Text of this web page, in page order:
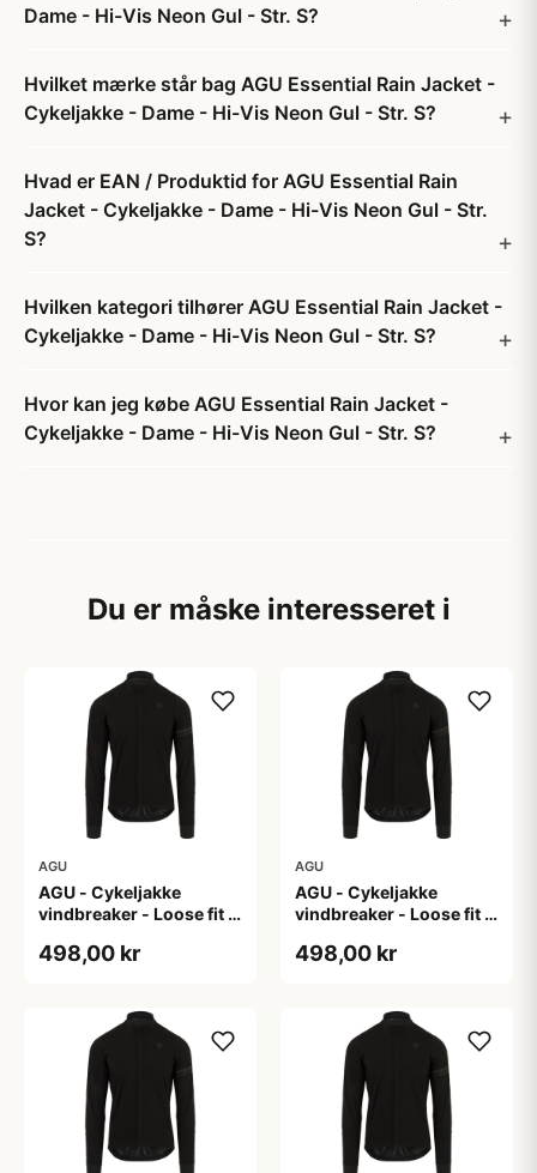
Dame - Hi-Vis Neon Gul - Str. S?
Hvilket mærke står bag AGU Essential Rain Jacket -
Cykeljakke - Dame - Hi-Vis Neon Gul - Str. S?
Hvad er EAN / Produktid for AGU Essential Rain
Jacket - Cykeljakke - Dame - Hi-Vis Neon Gul - Str.
S?
Hvilken kategori tilhører AGU Essential Rain Jacket -
Cykeljakke - Dame - Hi-Vis Neon Gul - Str. S?
Hvor kan jeg købe AGU Essential Rain Jacket -
Cykeljakke - Dame - Hi-Vis Neon Gul - Str. S?
Du er måske interesseret i
AGU
AGU - Cykeljakke
vindbreaker - Loose fit -
498,00 kr
AGU
AGU - Cykeljakke
vindbreaker - Loose fit -
498,00 kr